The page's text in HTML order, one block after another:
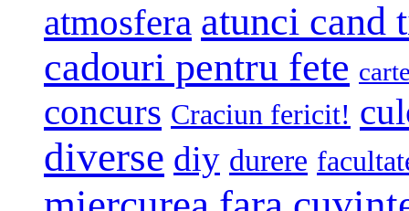
atmosfera atunci cand
cadouri pentru fete
concurs Craciun fericit!
diverse diy durere